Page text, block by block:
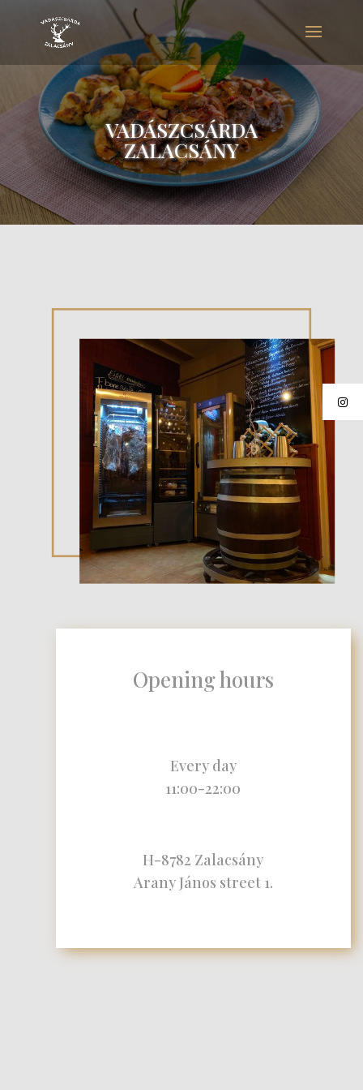
VADÁSZCSÁRDA
ZALACSÁNY
Opening hours
Every day
11:00-22:00
H-8782 Zalacsány
Arany János street 1.